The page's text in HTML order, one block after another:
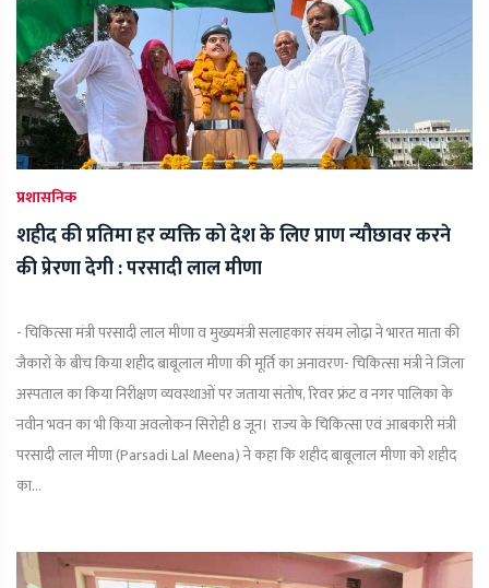
प्रशासनिक
शहीद की प्रतिमा हर व्यक्ति को देश के लिए प्राण न्यौछावर करने
की प्रेरणा देगी : परसादी लाल मीणा
- चिकित्सा मंत्री परसादी लाल मीणा व मुख्यमंत्री सलाहकार संयम लोढ़ा ने भारत माता की
जैकारों के बीच किया शहीद बाबूलाल मीणा की मूर्ति का अनावरण- चिकित्सा मंत्री ने जिला
अस्पताल का किया निरीक्षण व्यवस्थाओं पर जताया संतोष, रिवर फ्रंट व नगर पालिका के
नवीन भवन का भी किया अवलोकन सिरोही 8 जून। राज्य के चिकित्सा एवं आबकारी मंत्री
परसादी लाल मीणा (Parsadi Lal Meena) ने कहा कि शहीद बाबूलाल मीणा को शहीद
का...